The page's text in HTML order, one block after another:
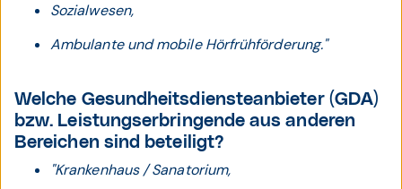
Sozialwesen,
Ambulante und mobile Hörfrühförderung."
Welche Gesundheitsdiensteanbieter (GDA)
bzw. Leistungserbringende aus anderen
Bereichen sind beteiligt?
"Krankenhaus / Sanatorium,